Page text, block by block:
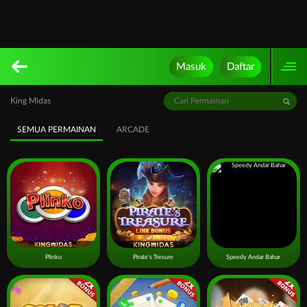
Masuk Daftar
King Midas
SEMUA PERMAINAN ARCADE
Plinko Pirate's Tresure Speedy Andar Bahar